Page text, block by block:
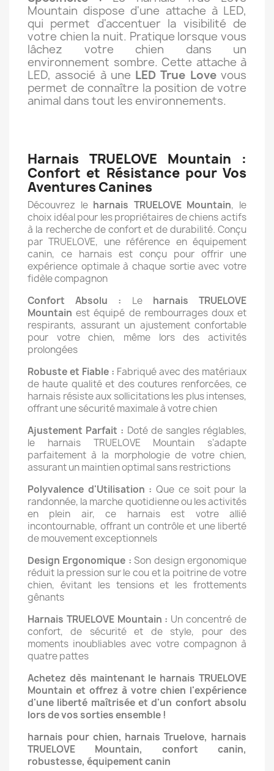
Mountain dispose d'une attache à LED,
qui permet d'accentuer la visibilité de
votre chien la nuit. Pratique lorsque vous
lâchez votre chien dans un
environnement sombre. Cette attache à
LED, associé à une LED True Lovevous
permet de connaître la position de votre
animal dans tout les environnements.
Harnais TRUELOVE Mountain :
Confort et Résistance pour Vos
Aventures Canines
Découvrez le harnais TRUELOVE Mountain, le
choix idéal pour les propriétaires de chiens actifs
à la recherche de confort et de durabilité. Conçu
par TRUELOVE, une référence en équipement
canin, ce harnais est conçu pour offrir une
expérience optimale à chaque sortie avec votre
fidèle compagnon
Confort Absolu : Le harnais TRUELOVE
Mountain est équipé de rembourrages doux et
respirants, assurant un ajustement confortable
pour votre chien, même lors des activités
prolongées
Robuste et Fiable : Fabriqué avec des matériaux
de haute qualité et des coutures renforcées, ce
harnais résiste aux sollicitations les plus intenses,
offrant une sécurité maximale à votre chien
Ajustement Parfait : Doté de sangles réglables,
le harnais TRUELOVE Mountain s'adapte
parfaitement à la morphologie de votre chien,
assurant un maintien optimal sans restrictions
Polyvalence d'Utilisation : Que ce soit pour la
randonnée, la marche quotidienne ou les activités
en plein air, ce harnais est votre allié
incontournable, offrant un contrôle et une liberté
de mouvement exceptionnels
Design Ergonomique : Son design ergonomique
réduit la pression sur le cou et la poitrine de votre
chien, évitant les tensions et les frottements
gênants
Harnais TRUELOVE Mountain : Un concentré de
confort, de sécurité et de style, pour des
moments inoubliables avec votre compagnon à
quatre pattes
Achetez dès maintenant le harnais TRUELOVE
Mountain et offrez à votre chien l'expérience
d'une liberté maîtrisée et d'un confort absolu
lors de vos sorties ensemble !
harnais pour chien, harnais Truelove, harnais
TRUELOVE Mountain, confort canin,
robustesse, équipement canin